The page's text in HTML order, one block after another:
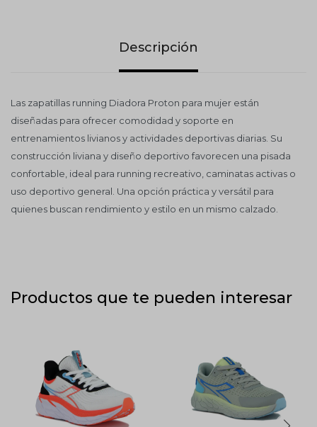
Descripción
Las zapatillas running Diadora Proton para mujer están
diseñadas para ofrecer comodidad y soporte en
entrenamientos livianos y actividades deportivas diarias. Su
construcción liviana y diseño deportivo favorecen una pisada
confortable, ideal para running recreativo, caminatas activas o
uso deportivo general. Una opción práctica y versátil para
quienes buscan rendimiento y estilo en un mismo calzado.
Productos que te pueden interesar